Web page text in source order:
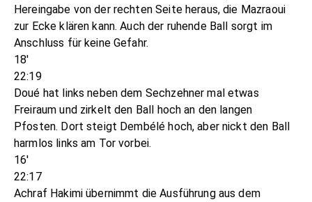
Hereingabe von der rechten Seite heraus, die Mazraoui
zur Ecke klären kann. Auch der ruhende Ball sorgt im
Anschluss für keine Gefahr.
18'
22:19
Doué hat links neben dem Sechzehner mal etwas
Freiraum und zirkelt den Ball hoch an den langen
Pfosten. Dort steigt Dembélé hoch, aber nickt den Ball
harmlos links am Tor vorbei.
16'
22:17
Achraf Hakimi übernimmt die Ausführung aus dem